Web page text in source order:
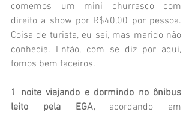
comemos um mini churrasco com
direito a show por R$40,00 por pessoa.
Coisa de turista, eu sei, mas marido não
conhecia. Então, com se diz por aqui,
fomos bem faceiros.
1 noite viajando e dormindo no ônibus
leito pela EGA, acordando em